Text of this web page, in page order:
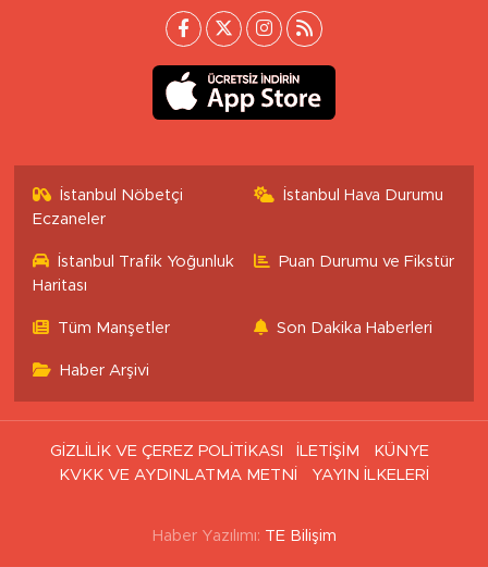
İstanbul Nöbetçi
Eczaneler
İstanbul Hava Durumu
İstanbul Trafik Yoğunluk
Haritası
Puan Durumu ve Fikstür
Tüm Manşetler Son Dakika Haberleri
Haber Arşivi
GİZLİLİK VE ÇEREZ POLİTİKASI İLETİŞİM
KÜNYE
KVKK VE AYDINLATMA METNİ
YAYIN İLKELERİ
Haber Yazılımı: TE Bilişim